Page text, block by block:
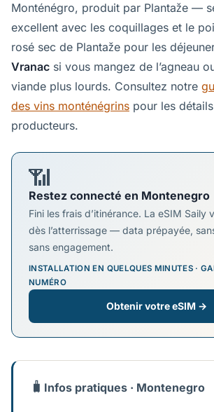
Monténégro, produit par Plantaže —
excellent avec les coquillages et le
rosé sec de Plantaže pour les
Vranac si vous mangez de l’agneau
viande plus lourds. Consultez notre
des vins monténégrins pour les
producteurs.
📶
Restez connecté en Montenegro
Fini les frais d’itinérance. La eSIM Saily
dès l’atterrissage — data prépayée,
sans engagement.
INSTALLATION EN QUELQUES MINUTES ·
NUMÉRO
Obtenir votre eSIM →
🧳 Infos pratiques · Montenegro